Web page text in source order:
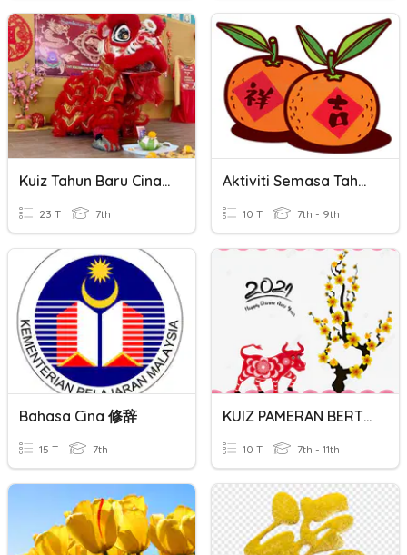
Kuiz Tahun Baru Cina 2023
23 T 7th
Aktiviti Semasa Tahun Baru Cina.
10 T 7th - 9th
Bahasa Cina 修辞
15 T 7th
KUIZ PAMERAN BERTEMA: TAHUN BARU CINA
10 T 7th - 11th